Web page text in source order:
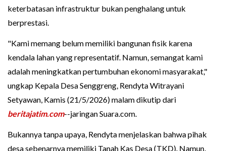
keterbatasan infrastruktur bukan penghalang untuk
berprestasi.
"Kami memang belum memiliki bangunan fisik karena
kendala lahan yang representatif. Namun, semangat kami
adalah meningkatkan pertumbuhan ekonomi masyarakat,"
ungkap Kepala Desa Senggreng, Rendyta Witrayani
Setyawan, Kamis (21/5/2026) malam dikutip dari
beritajatim.com--jaringan Suara.com.
Bukannya tanpa upaya, Rendyta menjelaskan bahwa pihak
desa sebenarnya memiliki Tanah Kas Desa (TKD). Namun,